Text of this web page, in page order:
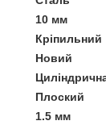
10 мм
Кріпильний
Новий
Плоский
1.5 мм